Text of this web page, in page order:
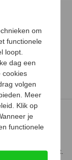
en een
en compacte
tot zijn recht.
schone ruit
cm
lak
om
functionele
loopt.
dag een
cookies
volgen
Meer
Klik op
je
functionele